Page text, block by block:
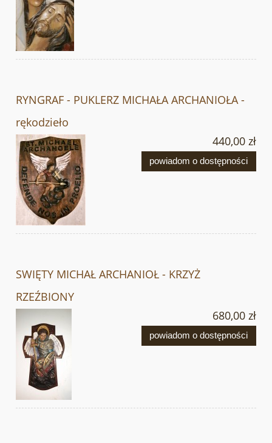
RYNGRAF - PUKLERZ MICHAŁA ARCHANIOŁA -
rękodzieło
440,00 zł
powiadom o dostępności
SWIĘTY MICHAŁ ARCHANIOŁ - KRZYŻ
RZEŹBIONY
680,00 zł
powiadom o dostępności